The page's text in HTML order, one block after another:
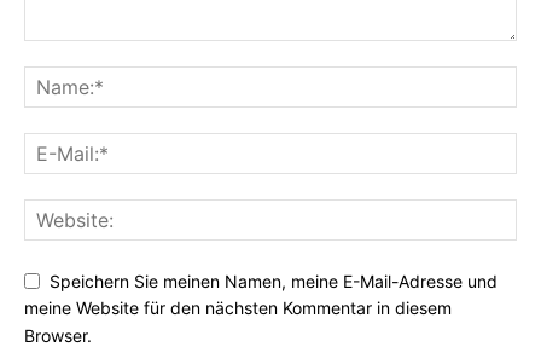
Speichern Sie meinen Namen, meine E-Mail-Adresse und
meine Website für den nächsten Kommentar in diesem
Browser.